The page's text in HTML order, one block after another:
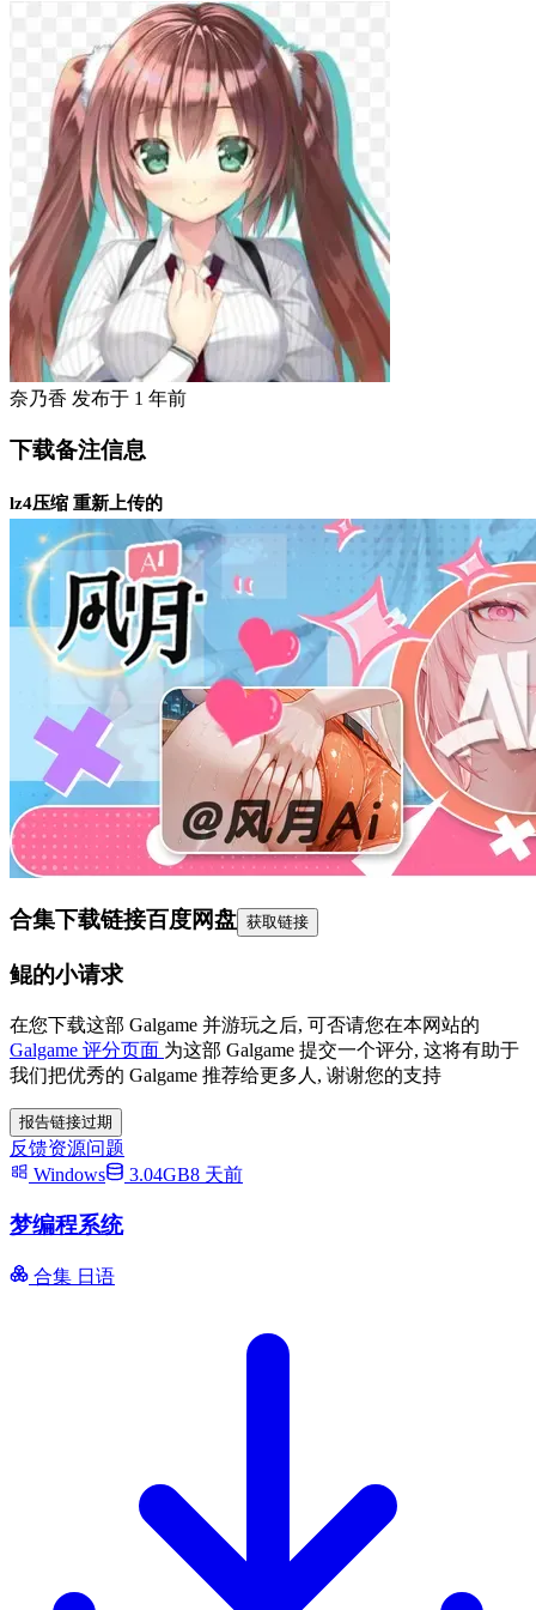
奈乃香 发布于 1 年前
下载备注信息
lz4压缩 重新上传的
合集下载链接百度网盘 获取链接
鲲的小请求
在您下载这部 Galgame 并游玩之后, 可否请您在本网站的
Galgame 评分页面 为这部 Galgame 提交一个评分, 这将有助于
我们把优秀的 Galgame 推荐给更多人, 谢谢您的支持
报告链接过期
反馈资源问题
Windows
3.04GB8 天前
梦编程系统
合集 日语